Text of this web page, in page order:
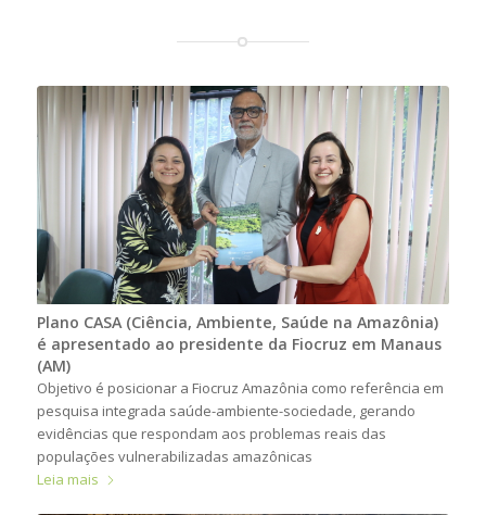
Plano CASA (Ciência, Ambiente, Saúde na Amazônia)
é apresentado ao presidente da Fiocruz em Manaus
(AM)
Objetivo é posicionar a Fiocruz Amazônia como referência em
pesquisa integrada saúde-ambiente-sociedade, gerando
evidências que respondam aos problemas reais das
populações vulnerabilizadas amazônicas
Leia mais